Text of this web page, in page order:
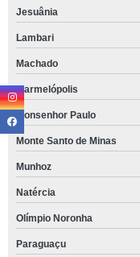
Jesuânia
Lambari
Machado
Marmelópolis
Monsenhor Paulo
Monte Santo de Minas
Munhoz
Natércia
Olímpio Noronha
Paraguaçu